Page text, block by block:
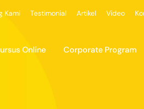
Kami Testimonial Artikel Video
Online Corporate Program